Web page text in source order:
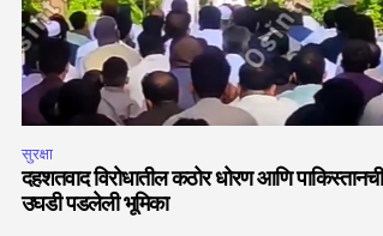
सुरक्षा
दहशतवाद विरोधातील कठोर धोरण आणि पाकिस्तानची
उघडी पडलेली भूमिका